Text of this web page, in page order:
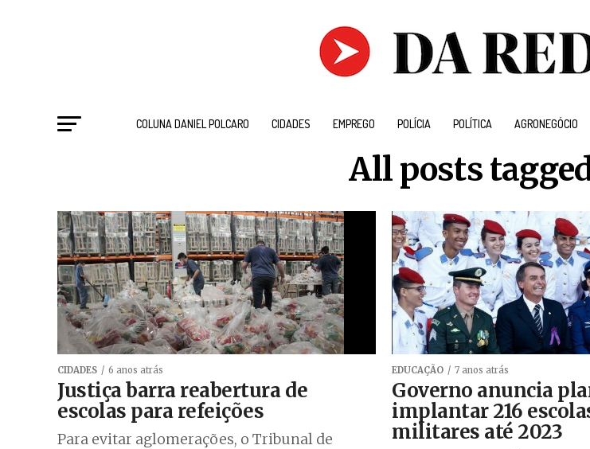
COLUNA DANIEL POLCARO CIDADES EMPREGO POLÍCIA POLÍTICA AGRONEGÓCIO
All posts
CIDADES 6 anos atrás
Justiça barra reabertura de
escolas para refeições
Para evitar aglomerações, o Tribunal de
EDUCAÇÃO 7 anos atrás
Governo anuncia
implantar 216
militares até 2023